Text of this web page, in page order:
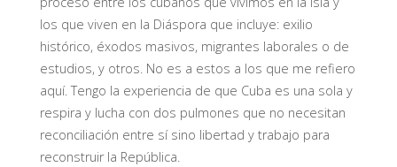
los que viven en la Diáspora que incluye: exilio
histórico, éxodos masivos, migrantes laborales o de
estudios, y otros. No es a estos a los que me refiero
aquí. Tengo la experiencia de que Cuba es una sola y
respira y lucha con dos pulmones que no necesitan
reconciliación entre sí sino libertad y trabajo para
reconstruir la República.